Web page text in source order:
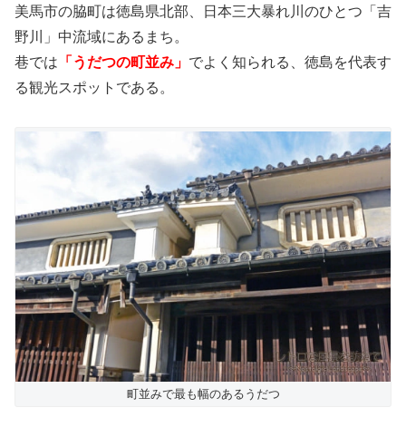
美馬市の脇町は徳島県北部、日本三大暴れ川のひとつ「吉
野川」中流域にあるまち。
巷では 「うだつの町並み」 でよく知られる、徳島を代表す
る観光スポットである。
町並みで最も幅のあるうだつ